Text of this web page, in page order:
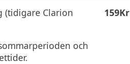
(tidigare Clarion
159Kr
och